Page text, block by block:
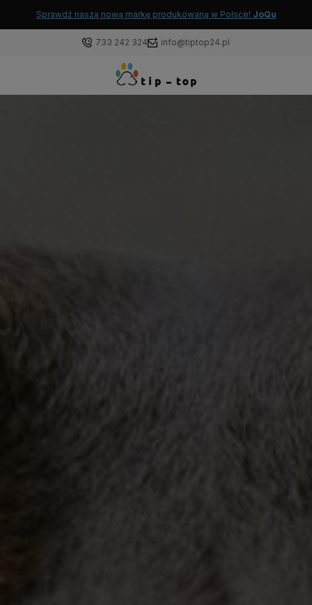
Sprawdź naszą nową markę produkowaną w Polsce! JoQu
733 242 324 info@tiptop24.pl